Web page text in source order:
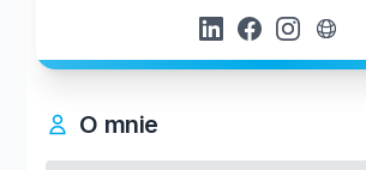
O mnie